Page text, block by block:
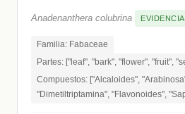
Anadenanthera colubrina
Familia: Fabaceae
Partes: ["leaf", "bark", "flower", "fruit",
Compuestos: ["Alcaloides",
"Dimetiltriptamina", "Flavonoides",